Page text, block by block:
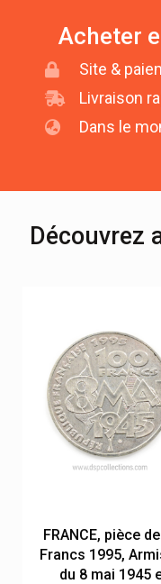
Acheter
Site &
Livraison
Dans le
Découvrez
FRANCE, pièce
Francs 1995,
du 8 mai 1945